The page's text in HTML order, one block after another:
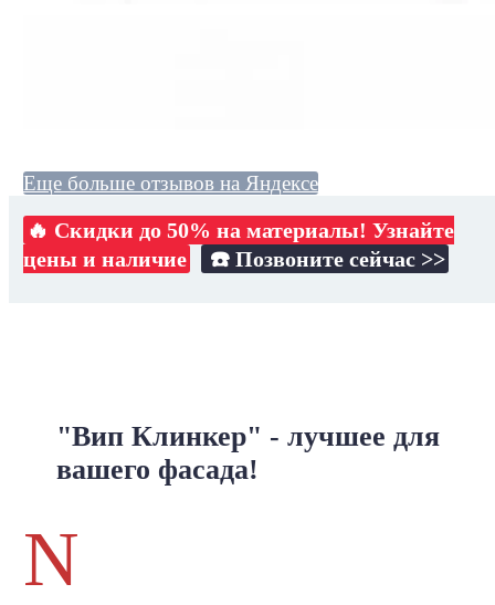
Еще больше отзывов на Яндексе
🔥 Скидки до 50% на материалы! Узнайте
цены и наличие
☎️ Позвоните сейчас >>
"Вип Клинкер" - лучшее для
вашего фасада!
N